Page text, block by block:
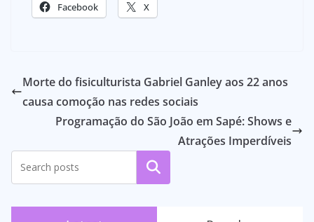
Facebook X
Morte do fisiculturista Gabriel Ganley aos 22 anos
causa comoção nas redes sociais
Programação do São João em Sapé: Shows e
Atrações Imperdíveis
Pesquisar